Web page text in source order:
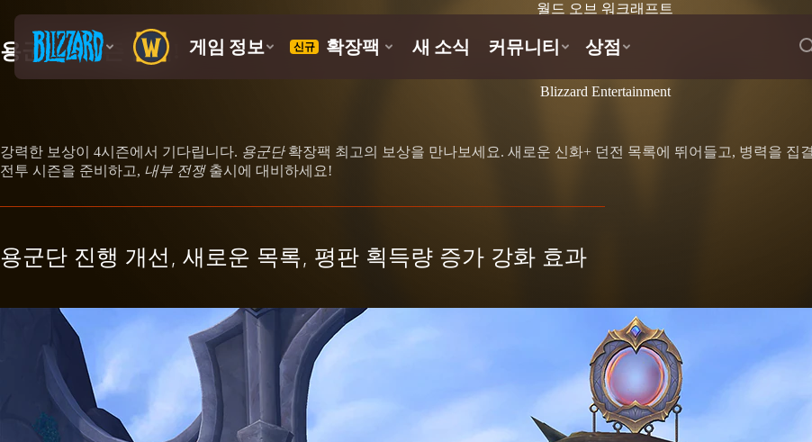
월드 오브 워크래프트
용군단 4시즌 출시!
Blizzard Entertainment
강력한 보상이 4시즌에서 기다립니다. 용군단확장팩 최고의 보상을 만나보세요. 새로운 신화+ 던전 목록에 뛰어들고, 병력을 집
전투 시즌을 준비하고, 내부 전쟁출시에 대비하세요!
용군단 진행 개선, 새로운 목록, 평판 획득량 증가 강화 효과